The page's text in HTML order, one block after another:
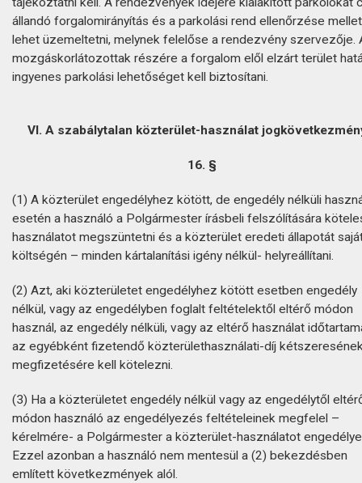
állandó forgalomirányítás és a parkolási rend ellenőrzése
lehet üzemeltetni, melynek felelőse a rendezvény szervezője.
mozgáskorlátozottak részére a forgalom elől elzárt terület
ingyenes parkolási lehetőséget kell biztosítani.
VI. A szabálytalan közterület-használat
16. §
(1) A közterület engedélyhez kötött, de engedély nélküli
esetén a használó a Polgármester írásbeli felszólítására
használatot megszüntetni és a közterület eredeti állapotát
költségén – minden kártalanítási igény nélkül- helyreállítani.
(2) Azt, aki közterületet engedélyhez kötött esetben engedély
nélkül, vagy az engedélyben foglalt feltételektől eltérő módon
használ, az engedély nélküli, vagy az eltérő használat
az egyébként fizetendő közterülethasználati-díj
megfizetésére kell kötelezni.
(3) Ha a közterületet engedély nélkül vagy az engedélytől
módon használó az engedélyezés feltételeinek megfelel –
kérelmére- a Polgármester a közterület-használatot
Ezzel azonban a használó nem mentesül a (2) bekezdésben
említett következmények alól.